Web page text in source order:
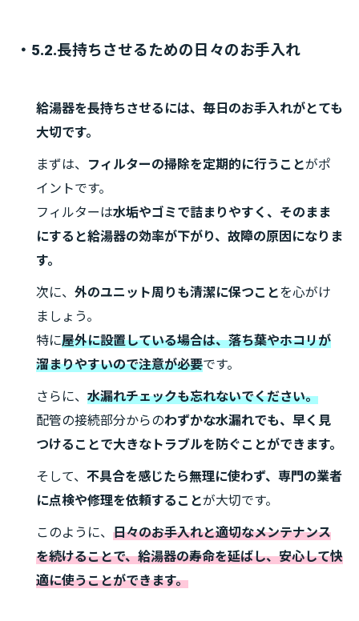
・5.2.長持ちさせるための日々のお手入れ
給湯器を長持ちさせるには、毎日のお手入れがとても
大切です。
まずは、 フィルターの掃除を定期的に行うことがポ
イントです。
フィルターは水垢やゴミで詰まりやすく、そのまま
にすると給湯器の効率が下がり、故障の原因になりま
す。
次に、 外のユニット周りも清潔に保つことを心がけ
ましょう。
特に屋外に設置している場合は、落ち葉やホコリが
溜まりやすいので注意が必要です。
さらに、 水漏れチェックも忘れないでください。
配管の接続部分からのわずかな水漏れでも、早く見
つけることで大きなトラブルを防ぐことができます。
そして、 不具合を感じたら無理に使わず、専門の業者
に点検や修理を依頼することが大切です。
このように、 日々のお手入れと適切なメンテナンス
を続けることで、給湯器の寿命を延ばし、安心して快
適に使うことができます。